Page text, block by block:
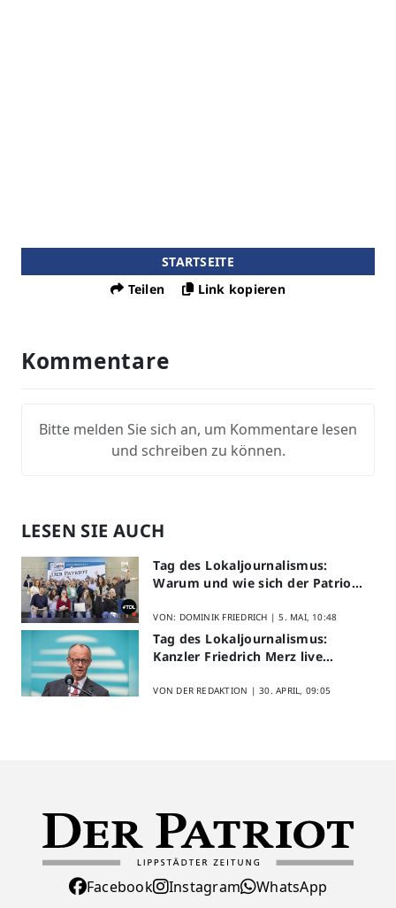
STARTSEITE
Teilen
Link kopieren
Kommentare
Bitte melden Sie sich an, um Kommentare lesen
und schreiben zu können.
LESEN SIE AUCH
Tag des Lokaljournalismus:
Warum und wie sich der Patriot
VON: DOMINIK FRIEDRICH |5. MAI, 10:48
Tag des Lokaljournalismus:
Kanzler Friedrich Merz live
VON DER REDAKTION |30. APRIL, 09:05
Facebook Instagram WhatsApp